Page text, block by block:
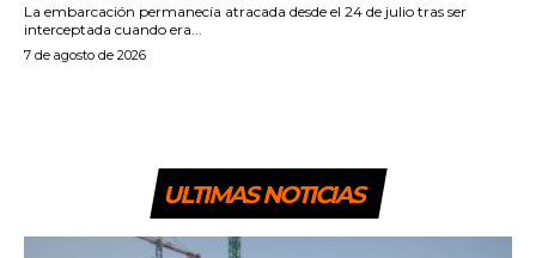
La embarcación permanecía atracada desde el 24 de julio tras ser
interceptada cuando era...
7 de agosto de 2026
ULTIMAS NOTICIAS